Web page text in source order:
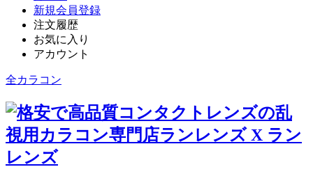
新規会員登録
注文履歴
お気に入り
アカウント
全カラコン